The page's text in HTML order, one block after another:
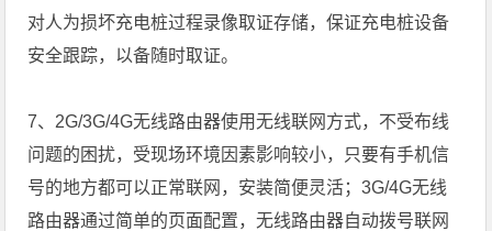
对人为损坏充电桩过程录像取证存储，保证充电桩设备
安全跟踪，以备随时取证。
7、2G/3G/4G无线路由器使用无线联网方式，不受布线
问题的困扰，受现场环境因素影响较小，只要有手机信
号的地方都可以正常联网，安装简便灵活；3G/4G无线
路由器通过简单的页面配置，无线路由器自动拨号联网